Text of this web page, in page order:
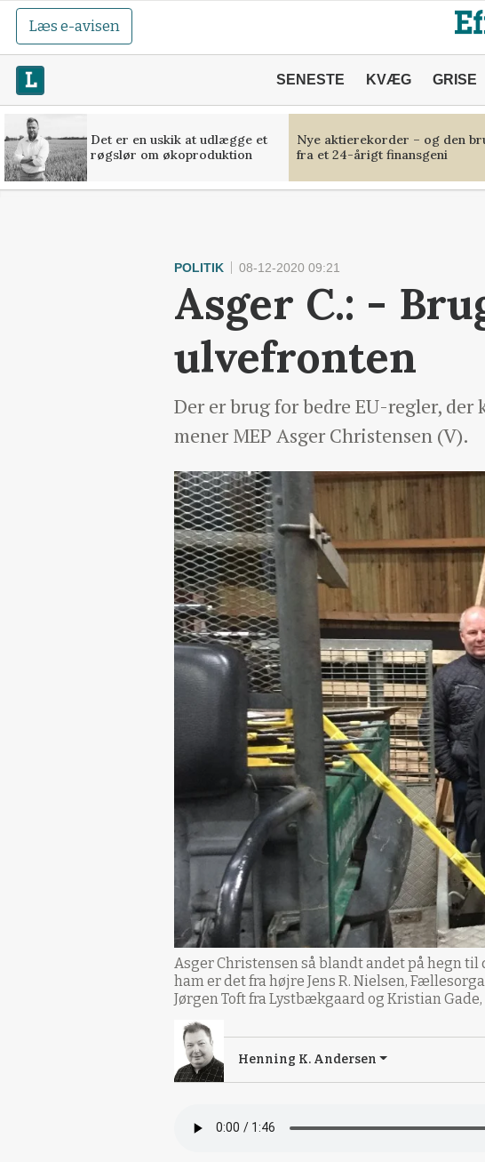
Læs e-avisen
SENESTE KVÆG GRISE
Det er en uskik at udlægge et
røgslør om økoproduktion
Nye aktierekorder – og den
fra et 24-årigt finansgeni
POLITIK 08-12-2020 09:21
Asger C.: -
ulvefronten
Der er brug for bedre EU-regler,
mener MEP Asger Christensen (V).
Asger Christensen så blandt andet på hegn
ham er det fra højre Jens R. Nielsen,
Jørgen Toft fra Lystbækgaard og Kristian
Henning K. Andersen